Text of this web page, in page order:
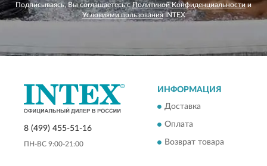
Подписываясь, Вы соглашаетесь сПолитикой Конфиденциальности и
Условиями пользованияINTEX
8 (499) 455-51-16
ПН-ВС 9:00-21:00
ИНФОРМАЦИЯ
Доставка
Оплата
Возврат товара